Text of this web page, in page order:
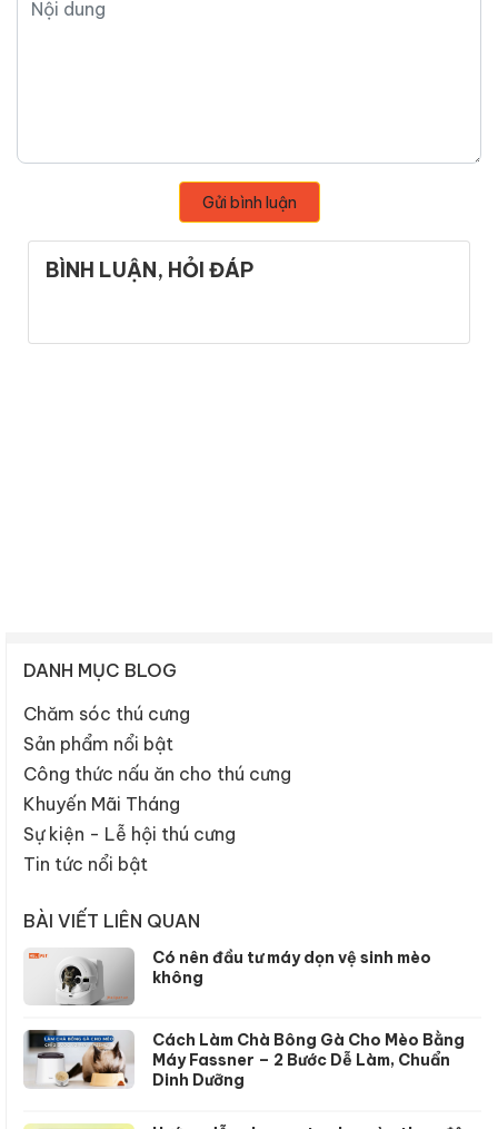
Gửi bình luận
BÌNH LUẬN, HỎI ĐÁP
DANH MỤC BLOG
Chăm sóc thú cưng
Sản phẩm nổi bật
Công thức nấu ăn cho thú cưng
Khuyến Mãi Tháng
Sự kiện - Lễ hội thú cưng
Tin tức nổi bật
BÀI VIẾT LIÊN QUAN
Có nên đầu tư máy dọn vệ sinh mèo
không
Cách Làm Chà Bông Gà Cho Mèo Bằng
Máy Fassner – 2 Bước Dễ Làm, Chuẩn
Dinh Dưỡng